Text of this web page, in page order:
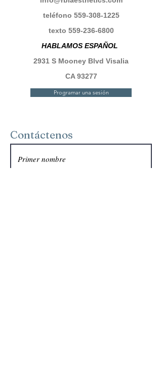
teléfono 559-308-1225
texto 559-236-6800
HABLAMOS ESPAÑOL
2931 S Mooney Blvd Visalia
CA 93277
Programar una sesión
Contáctenos